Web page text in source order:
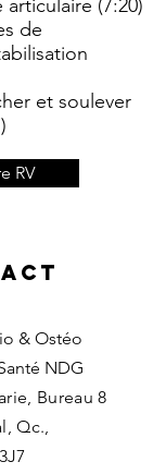
(7:20)
de
et soulever
RV
& Ostéo
NDG
Bureau 8
Qc.,